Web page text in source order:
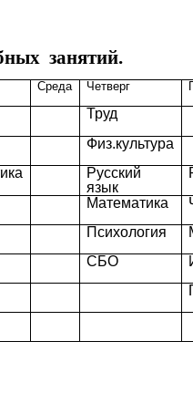
занятий.
Среда Четверг
Труд
Физ.культура
Русский
язык
Математика
Психология
СБО